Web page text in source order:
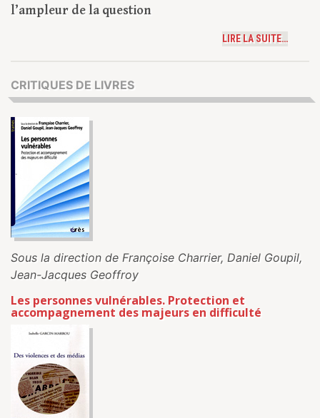
l’ampleur de la question
LIRE LA SUITE…
CRITIQUES DE LIVRES
Sous la direction de Françoise Charrier, Daniel Goupil,
Jean-Jacques Geoffroy
Les personnes vulnérables. Protection et
accompagnement des majeurs en difficulté